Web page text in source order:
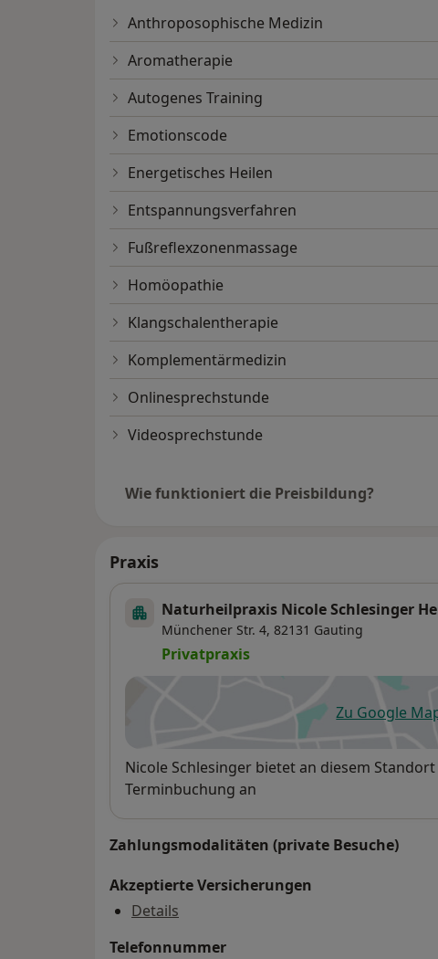
Anthroposophische Medizin
Aromatherapie
Autogenes Training
Emotionscode
Energetisches Heilen
Entspannungsverfahren
Fußreflexzonenmassage
Homöopathie
Klangschalentherapie
Komplementärmedizin
Onlinesprechstunde
Videosprechstunde
Wie funktioniert die Preisbildung?
Praxis
Naturheilpraxis Nicole Schlesinger
Münchener Str. 4, 82131 Gauting
Privatpraxis
Zu Googleöffnet
Verfügbarkeit
Nicole Schlesinger bietet an diesem
Terminbuchung an
Zahlungsmodalitäten (private Besuche)
Akzeptierte Versicherungen
Details
Telefonnummer